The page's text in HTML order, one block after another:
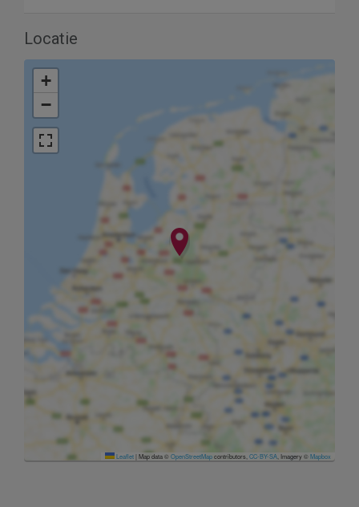
Locatie
+
−
Leaflet|Map data ©OpenStreetMapcontributors,CC-BY-SA, Imagery ©Mapbox